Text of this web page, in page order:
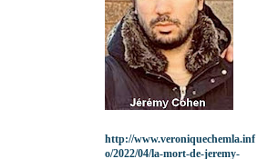
http://www.veroniquechemla.inf
o/2022/04/la-mort-de-jeremy-